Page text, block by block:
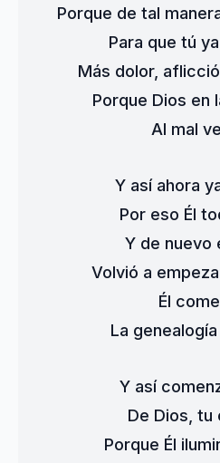
Porque de tal
Para que tú
Más dolor,
Porque Dios en
Al mal
Y así ahora
Por eso Él
Y de nuevo
Volvió a
Él
La
Y así
De Dios, tu
Porque Él